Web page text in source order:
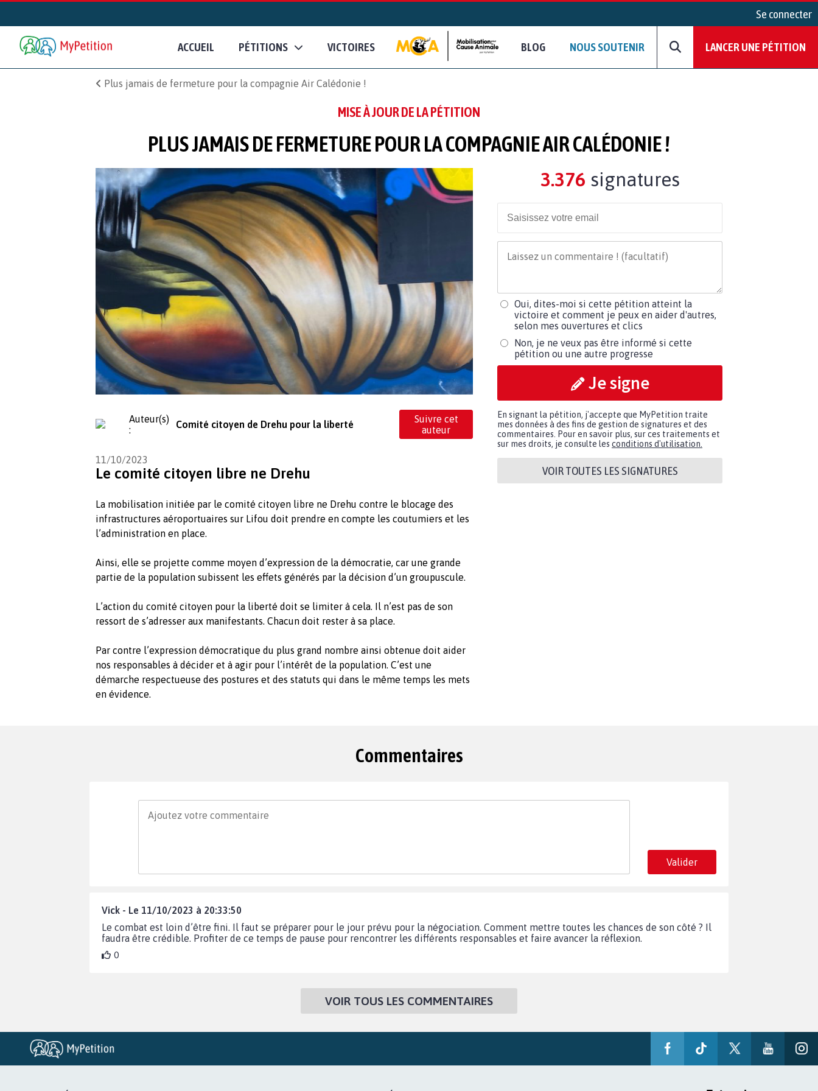
Se connecter
ACCUEIL PÉTITIONS VICTOIRES BLOG NOUS SOUTENIR LANCER UNE PÉTITION
Plus jamais de fermeture pour la compagnie Air Calédonie !
MISE À JOUR DE LA PÉTITION
PLUS JAMAIS DE FERMETURE POUR LA COMPAGNIE AIR CALÉDONIE !
Auteur(s)
:
Comité citoyen de Drehu pour la liberté
Suivre cet
auteur
11/10/2023
Le comité citoyen libre ne Drehu
La mobilisation initiée par le comité citoyen libre ne Drehu contre le blocage des
infrastructures aéroportuaires sur Lifou doit prendre en compte les coutumiers et les
l’administration en place.
Ainsi, elle se projette comme moyen d’expression de la démocratie, car une grande
partie de la population subissent les effets générés par la décision d’un groupuscule.
L’action du comité citoyen pour la liberté doit se limiter à cela. Il n’est pas de son
ressort de s’adresser aux manifestants. Chacun doit rester à sa place.
Par contre l’expression démocratique du plus grand nombre ainsi obtenue doit aider
nos responsables à décider et à agir pour l’intérêt de la population. C’est une
démarche respectueuse des postures et des statuts qui dans le même temps les mets
en évidence.
3.376 signatures
Oui, dites-moi si cette pétition atteint la
victoire et comment je peux en aider d'autres,
selon mes ouvertures et clics
Non, je ne veux pas être informé si cette
pétition ou une autre progresse
Je signe
En signant la pétition, j'accepte que MyPetition traite
mes données à des fins de gestion de signatures et des
commentaires. Pour en savoir plus, sur ces traitements et
sur mes droits, je consulte les conditions d'utilisation.
VOIR TOUTES LES SIGNATURES
Commentaires
Valider
Vick - Le 11/10/2023 à 20:33:50
Le combat est loin d’être fini. Il faut se préparer pour le jour prévu pour la négociation. Comment mettre toutes les chances de son côté ? Il
faudra être crédible. Profiter de ce temps de pause pour rencontrer les différents responsables et faire avancer la réflexion.
0
VOIR TOUS LES COMMENTAIRES